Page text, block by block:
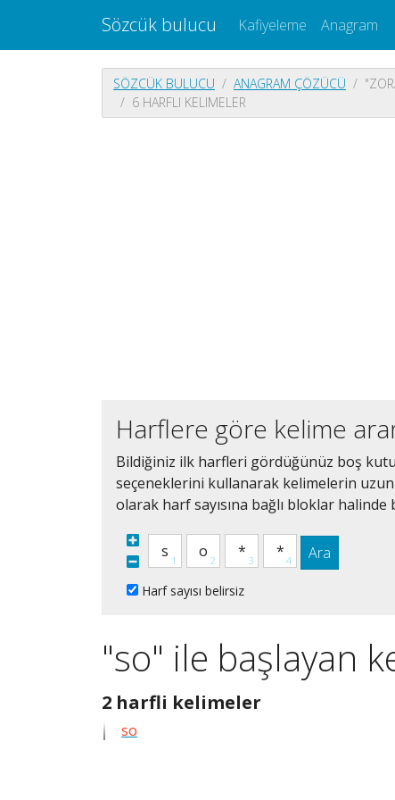
Sözcük bulucu Kafiyeleme Anagram
SÖZCÜK BULUCU ANAGRAM ÇÖZÜCÜ
6 HARFLI KELIMELER
Harflere göre kelime
Bildiğiniz ilk harfleri gördüğünüz boş
seçeneklerini kullanarak kelimelerin
olarak harf sayısına bağlı bloklar
Ara
Harf sayısı belirsiz
"so" ile başlayan
2 harfli kelimeler
so